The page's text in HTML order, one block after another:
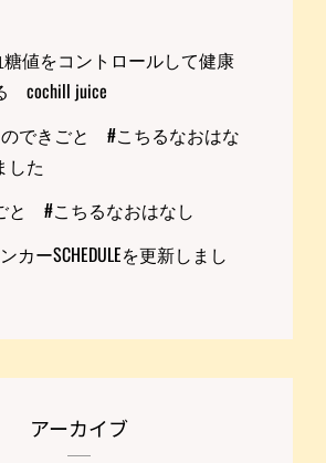
糖値をコントロールして健康
cochill juice
のできごと #こちるなおはな
した
と #こちるなおはなし
カーSCHEDULEを更新しまし
アーカイブ